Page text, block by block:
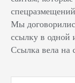
Мы
ссылку в одной
Ссылка вела на